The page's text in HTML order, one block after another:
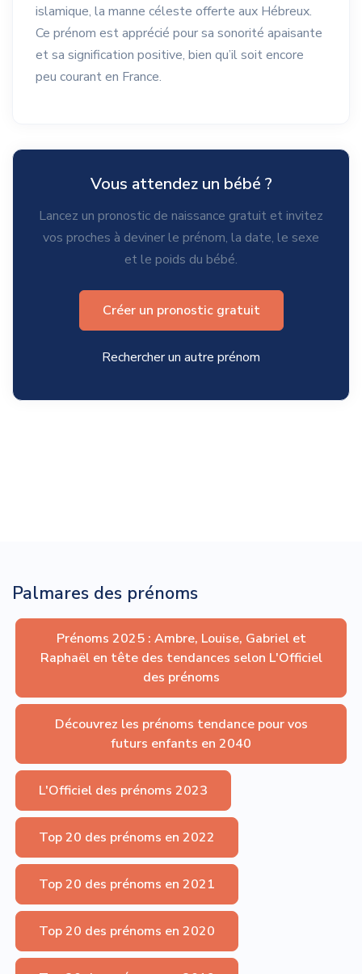
islamique, la manne céleste offerte aux Hébreux.
Ce prénom est apprécié pour sa sonorité apaisante
et sa signification positive, bien qu’il soit encore
peu courant en France.
Vous attendez un bébé ?
Lancez un pronostic de naissance gratuit et invitez
vos proches à deviner le prénom, la date, le sexe
et le poids du bébé.
Créer un pronostic gratuit
Rechercher un autre prénom
Palmares des prénoms
Prénoms 2025 : Ambre, Louise, Gabriel et
Raphaël en tête des tendances selon L'Officiel
des prénoms
Découvrez les prénoms tendance pour vos
futurs enfants en 2040
L'Officiel des prénoms 2023
Top 20 des prénoms en 2022
Top 20 des prénoms en 2021
Top 20 des prénoms en 2020